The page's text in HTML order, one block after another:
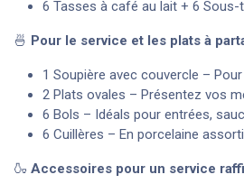
6 Tasses à café au lait + 6 Sous-
🍜 Pour le service et les plats à
1 Soupière avec couvercle –
2 Plats ovales – Présentez vos
6 Bols – Idéals pour entrées,
6 Cuillères – En porcelaine
🍶 Accessoires pour un service